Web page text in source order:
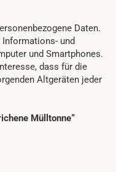
Daten.
und
und Smartphones.
dass für die
Altgeräten jeder
Mülltonne“